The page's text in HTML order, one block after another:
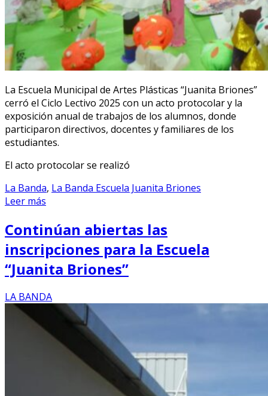
La Escuela Municipal de Artes Plásticas “Juanita Briones”
cerró el Ciclo Lectivo 2025 con un acto protocolar y la
exposición anual de trabajos de los alumnos, donde
participaron directivos, docentes y familiares de los
estudiantes.
El acto protocolar se realizó
La Banda, La Banda Escuela Juanita Briones
Leer más
Continúan abiertas las
inscripciones para la Escuela
“Juanita Briones”
LA BANDA